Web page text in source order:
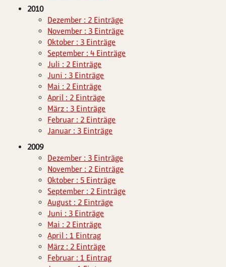
2010
Dezember : 2 Einträge
November : 3 Einträge
Oktober : 3 Einträge
September : 4 Einträge
Juli : 2 Einträge
Juni : 3 Einträge
Mai : 2 Einträge
April : 2 Einträge
März : 3 Einträge
Februar : 2 Einträge
Januar : 3 Einträge
2009
Dezember : 3 Einträge
November : 2 Einträge
Oktober : 5 Einträge
September : 2 Einträge
August : 2 Einträge
Juni : 3 Einträge
Mai : 2 Einträge
April : 1 Eintrag
März : 2 Einträge
Februar : 1 Eintrag